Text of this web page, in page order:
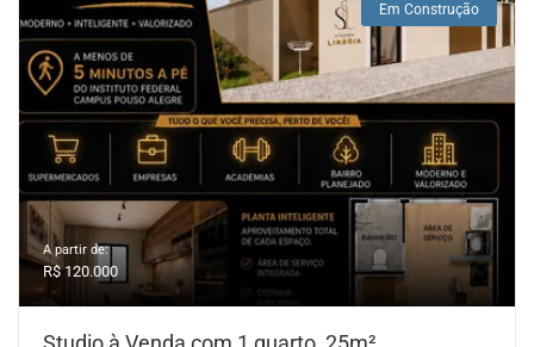
Em Construção
A partir de:
R$ 120.000